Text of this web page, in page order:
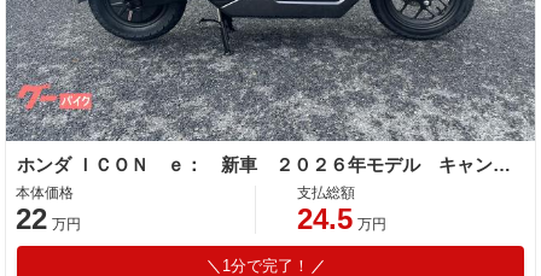
ホンダ ＩＣＯＮ ｅ： 新車 ２０２６年モデル キャンディラスターレッド ＥＶバイク 電気バイク コンビニフック ＵＳＢ標準装備
本体価格
22 万円
支払総額
24.5 万円
1分で完了！